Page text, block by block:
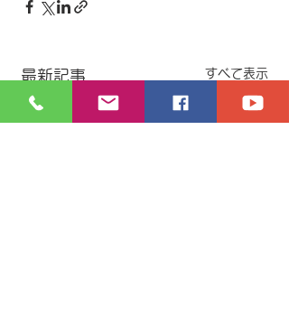
最新記事 すべて表示